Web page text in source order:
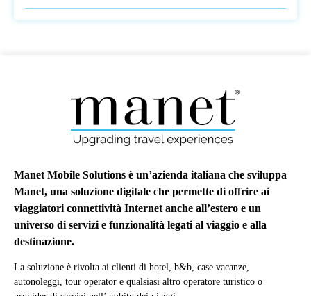
Manet Mobile Solutions è un’azienda italiana che sviluppa
Manet, una soluzione digitale che permette di offrire ai
viaggiatori connettività Internet anche all’estero e un
universo di servizi e funzionalità legati al viaggio e alla
destinazione.
La soluzione è rivolta ai clienti di hotel, b&b, case vacanze,
autonoleggi, tour operator e qualsiasi altro operatore turistico o